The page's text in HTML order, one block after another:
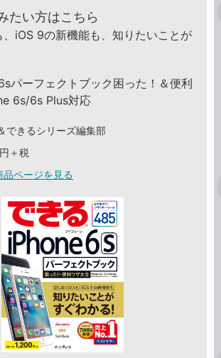
たい方はこちら
、iOS 9の新機能も、知りたいことが
パーフェクトブック困った！＆便利
6s/6s Plus対応
できるシリーズ編集部
＋税
品ページを見る